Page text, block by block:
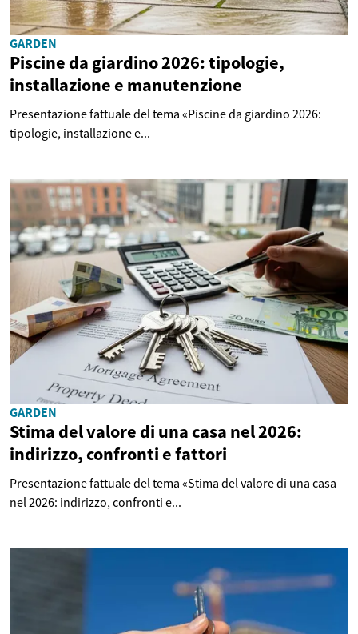
GARDEN
Piscine da giardino 2026: tipologie,
installazione e manutenzione
Presentazione fattuale del tema «Piscine da giardino 2026:
tipologie, installazione e...
GARDEN
Stima del valore di una casa nel 2026:
indirizzo, confronti e fattori
Presentazione fattuale del tema «Stima del valore di una casa
nel 2026: indirizzo, confronti e...